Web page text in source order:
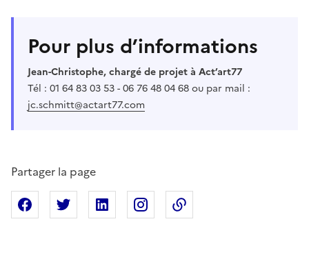
Pour plus d’informations
Jean-Christophe, chargé de projet à Act’art77
Tél : 01 64 83 03 53 - 06 76 48 04 68 ou par mail :
jc.schmitt@actart77.com
Partager la page
Partager sur Facebook
Partager sur XPartager sur Linkedin
Partager sur Instagram